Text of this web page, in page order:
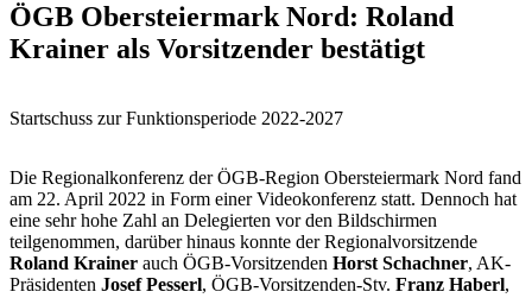
ÖGB Obersteiermark Nord: Roland
Krainer als Vorsitzender bestätigt
Startschuss zur Funktionsperiode 2022-2027
Die Regionalkonferenz der ÖGB-Region Obersteiermark Nord fand
am 22. April 2022 in Form einer Videokonferenz statt. Dennoch hat
eine sehr hohe Zahl an Delegierten vor den Bildschirmen
teilgenommen, darüber hinaus konnte der Regionalvorsitzende
Roland Krainer auch ÖGB-Vorsitzenden Horst Schachner, AK-
Präsidenten Josef Pesserl, ÖGB-Vorsitzenden-Stv. Franz Haberl,